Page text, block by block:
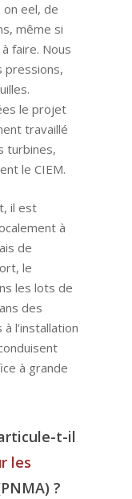
eel, de
même si
faire. Nous
pressions,
le projet
travaillé
turbines,
le CIEM.
il est
à
de
le
les lots de
des
l’installation
à grande
t-il
les
?